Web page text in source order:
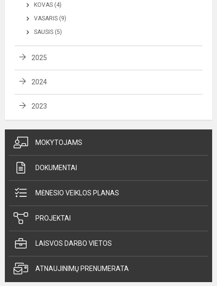
KOVAS (4)
VASARIS (9)
SAUSIS (5)
2025
2024
2023
MOKYTOJAMS
DOKUMENTAI
MĖNESIO VEIKLOS PLANAS
PROJEKTAI
LAISVOS DARBO VIETOS
ATNAUJINIMŲ PRENUMERATA